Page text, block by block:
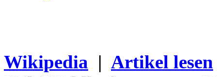
Wikipedia | Artikel lesen